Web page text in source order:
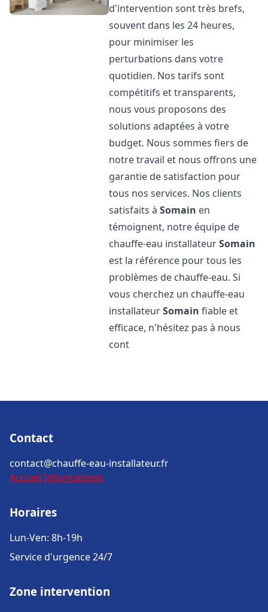
d'intervention sont très brefs,
souvent dans les 24 heures,
pour minimiser les
perturbations dans votre
quotidien. Nos tarifs sont
compétitifs et transparents,
nous vous proposons des
solutions adaptées à votre
budget. Nous sommes fiers de
notre travail et nous offrons une
garantie de satisfaction pour
tous nos services. Nos clients
satisfaits àSomain en
témoignent, notre équipe de
chauffe-eau installateurSomain
est la référence pour tous les
problèmes de chauffe-eau. Si
vous cherchez un chauffe-eau
installateurSomain fiable et
efficace, n'hésitez pas à nous
cont
Contact
contact@chauffe-eau-installateur.fr
Accueil Informations
Horaires
Lun-Ven: 8h-19h
Service d'urgence 24/7
Zone intervention